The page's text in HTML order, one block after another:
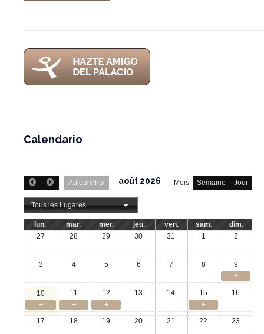
Calendario
Aujourd'hui Mois Semaine Jour
août 2026
Tous les Lugares
lun. mar. mer. jeu. ven. sam.
dim.
27
28 29 30 31 1 2
3 4 5 6 7 8
9
+
10 11 12 13 14 15
16
+
+ +
+
17
18 19 20 21 22 23